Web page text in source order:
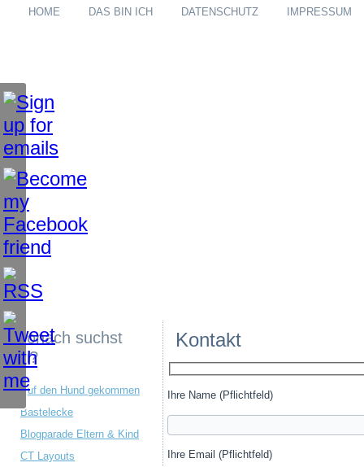
HOME DAS BIN ICH DATENSCHUTZ IMPRESSUM
Wonach suchst
du?
Auf den Hund gekommen
Bastelecke
Blogparade Eltern & Kind
CT Layouts
Kontakt
Ihre Name (Pflichtfeld)
Ihre Email (Pflichtfeld)